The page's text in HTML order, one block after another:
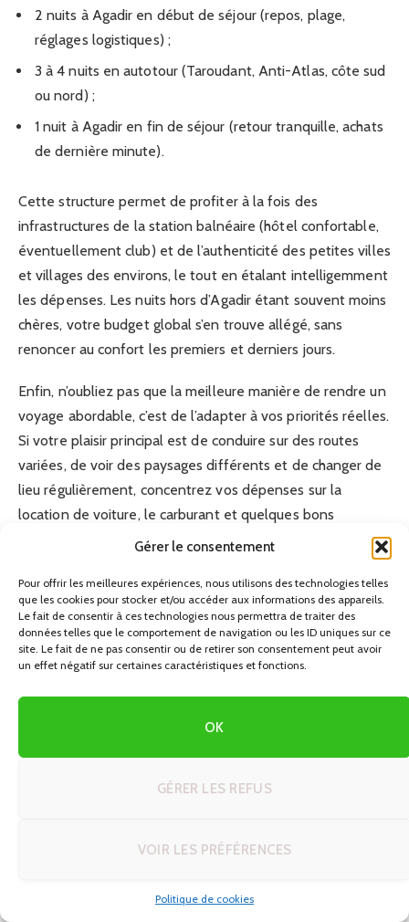
Gérer le consentement
Pour offrir les meilleures expériences, nous utilisons des technologies telles
que les cookies pour stocker et/ou accéder aux informations des appareils.
Le fait de consentir à ces technologies nous permettra de traiter des
données telles que le comportement de navigation ou les ID uniques sur ce
site. Le fait de ne pas consentir ou de retirer son consentement peut avoir
un effet négatif sur certaines caractéristiques et fonctions.
OK
GÉRER LES REFUS
VOIR LES PRÉFÉRENCES
Politique de cookies
2 nuits à Agadir en début de séjour (repos, plage,
réglages logistiques) ;
3 à 4 nuits en autotour (Taroudant, Anti-Atlas, côte sud
ou nord) ;
1 nuit à Agadir en fin de séjour (retour tranquille, achats
de dernière minute).
Cette structure permet de profiter à la fois des
infrastructures de la station balnéaire (hôtel confortable,
éventuellement club) et de l’authenticité des petites villes
et villages des environs, le tout en étalant intelligemment
les dépenses. Les nuits hors d’Agadir étant souvent moins
chères, votre budget global s’en trouve allégé, sans
renoncer au confort les premiers et derniers jours.
Enfin, n’oubliez pas que la meilleure manière de rendre un
voyage abordable, c’est de l’adapter à vos priorités réelles.
Si votre plaisir principal est de conduire sur des routes
variées, de voir des paysages différents et de changer de
lieu régulièrement, concentrez vos dépenses sur la
location de voiture, le carburant et quelques bons
hébergements bien situés. Si vous préférez les vacances
dans un même hôtel, alors une formule club promo ou un
séjour en appart-hôtel près de la mer peut être plus
pertinent.
suffisamment d’options pour construire un vrai voyage «
pas chère » sans tomber dans les pièges touristiques
classiques. En combinant un minimum de préparation,
quelques réflexes de comparaison de prix et une bonne
ce soit dans un hôtel de la baie d’Agadir, un petit club